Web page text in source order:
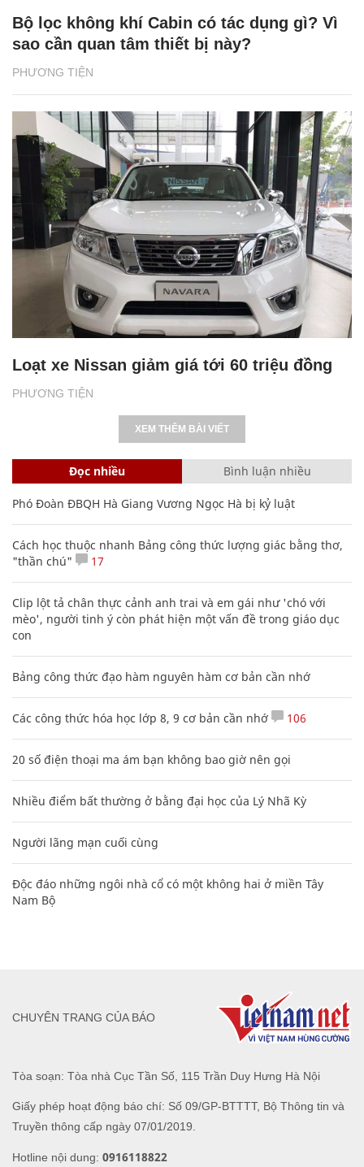
PHƯƠNG TIỆN
Bộ lọc không khí Cabin có tác dụng gì? Vì
sao cần quan tâm thiết bị này?
PHƯƠNG TIỆN
Loạt xe Nissan giảm giá tới 60 triệu đồng
XEM THÊM BÀI VIẾT
Đọc nhiều Bình luận nhiều
Phó Đoàn ĐBQH Hà Giang Vương Ngọc Hà bị kỷ luật
Cách học thuộc nhanh Bảng công thức lượng giác bằng thơ,
"thần chú"
17
Clip lột tả chân thực cảnh anh trai và em gái như 'chó với
mèo', người tinh ý còn phát hiện một vấn đề trong giáo dục
con
Bảng công thức đạo hàm nguyên hàm cơ bản cần nhớ
Các công thức hóa học lớp 8, 9 cơ bản cần nhớ 106
20 số điện thoại ma ám bạn không bao giờ nên gọi
Nhiều điểm bất thường ở bằng đại học của Lý Nhã Kỳ
Người lãng mạn cuối cùng
Độc đáo những ngôi nhà cổ có một không hai ở miền Tây
Nam Bộ
Tòa soạn: Tòa nhà Cục Tần Số, 115 Trần Duy Hưng Hà Nội
Giấy phép hoạt động báo chí: Số 09/GP-BTTTT, Bộ Thông tin và
Truyền thông cấp ngày 07/01/2019.
Hotline nội dung: 0916118822
CHUYÊN TRANG CỦA BÁO